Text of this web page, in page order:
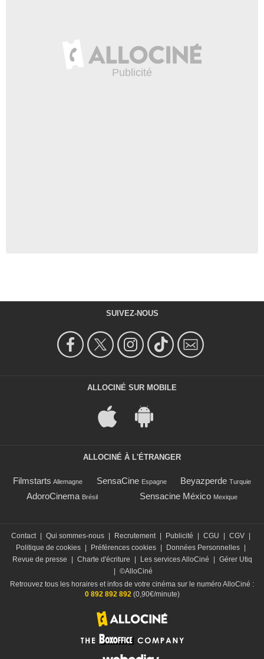
SUIVEZ-NOUS
ALLOCINÉ SUR MOBILE
ALLOCINÉ À L'ÉTRANGER
Filmstarts Allemagne SensaCine Espagne Beyazperde Turquie
AdoroCinema Brésil Sensacine México Mexique
Contact Qui sommes-nous Recrutement Publicité CGU CGV
Politique de cookies
Préférences cookies Données Personnelles
Revue de presse
Charte d'écriture Les services AlloCiné
Gérer Utiq
©AlloCiné
Retrouvez tous les horaires et infos de votre cinéma sur le numéro AlloCiné :
0 892 892 892(0,90€/minute)